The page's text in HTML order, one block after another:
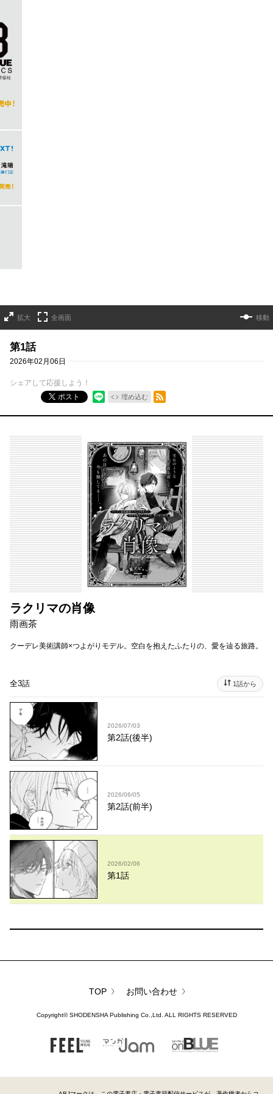
拡大 全画面 移動
第1話
2026年02月06日
シェアして応援しよう！
ポスト
埋め込む
RSSフィード
ラクリマの肖像
雨画茶
クーデレ美術講師×つよがりモデル。空白を抱えたふたりの、愛を辿る旅路。
全3話 1話から
2026/07/03
第2話(後半)
2026/06/05
第2話(前半)
2026/02/06
第1話
TOP お問い合わせ
Copyright©SHODENSHA Publishing Co.,Ltd. ALL RIGHTS RESERVED
FEEL
マンガJam on BLUE